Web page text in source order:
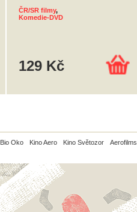
ČR/SR filmy,
Komedie-DVD
129 Kč
Bio Oko Kino Aero Kino Světozor Aerofilms